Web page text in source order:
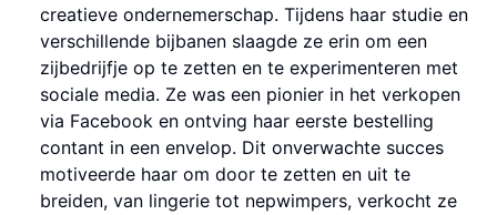
creatieve ondernemerschap. Tijdens haar studie en
verschillende bijbanen slaagde ze erin om een
zijbedrijfje op te zetten en te experimenteren met
sociale media. Ze was een pionier in het verkopen
via Facebook en ontving haar eerste bestelling
contant in een envelop. Dit onverwachte succes
motiveerde haar om door te zetten en uit te
breiden, van lingerie tot nepwimpers, verkocht ze